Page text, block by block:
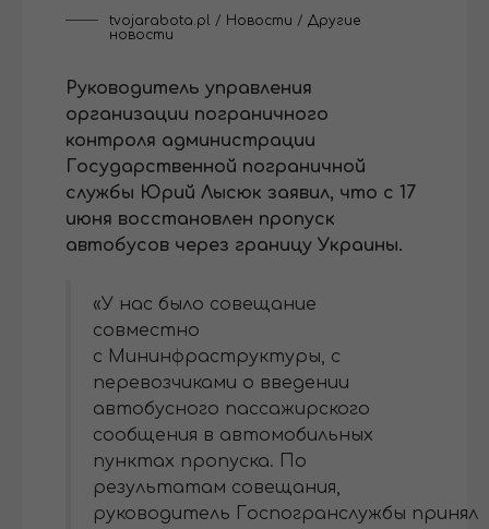
tvojarabota.pl / Новости / Другие
новости
Руководитель управления
организации пограничного
контроля администрации
Государственной пограничной
службы Юрий Лысюк заявил, что с 17
июня восстановлен пропуск
автобусов через границу Украины.
«У нас было совещание
совместно
с Мининфраструктуры, с
перевозчиками о введении
автобусного пассажирского
сообщения в автомобильных
пунктах пропуска. По
результатам совещания,
руководитель Госпогранслужбы принял